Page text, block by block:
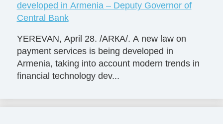
developed in Armenia – Deputy Governor of
Central Bank
YEREVAN, April 28. /ARКА/. A new law on
payment services is being developed in
Armenia, taking into account modern trends in
financial technology dev...